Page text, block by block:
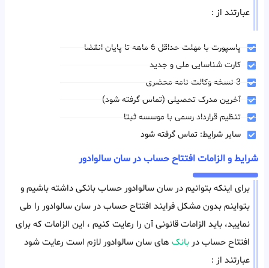
عبارتند از :
پاسپورت با مهلت حداقل 6 ماهه تا پایان انقضا
کارت شناسایی ملی و جدید
3 نسخه وکالت نامه محضری
آخرین مدرک تحصیلی (تماس گرفته شود)
تنظیم قرارداد رسمی با موسسه ثبتا
سایر شرایط: تماس گرفته شود
شرایط و الزامات افتتاح حساب در سان سالوادور
برای اینکه بتوانیم در سان سالوادور حساب بانکی داشته باشیم و
بتواینم بدون مشکل فرایند افتتاح حساب در سان سالوادور را طی
نمایید، باید الزامات قانونی آن را رعایت کنیم ، این الزامات که برای
افتتاح حساب در بانک های سان سالوادور لازم است رعایت شود
عبارتند از :